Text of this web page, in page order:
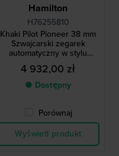
Hamilton
H76255810
Khaki Pilot Pioneer 38 mm
Szwajcarski zegarek
automatyczny w stylu
vintage
4 932,00 zł
● Dostępny
Porównaj
Wyświetl produkt